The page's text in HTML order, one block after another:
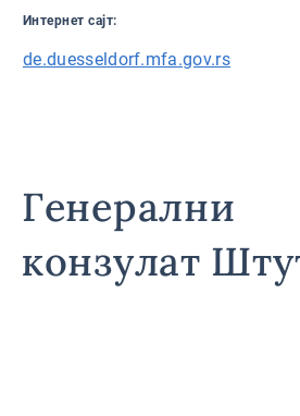
Интернет сајт:
de.duesseldorf.mfa.gov.rs
Генерални
конзулат